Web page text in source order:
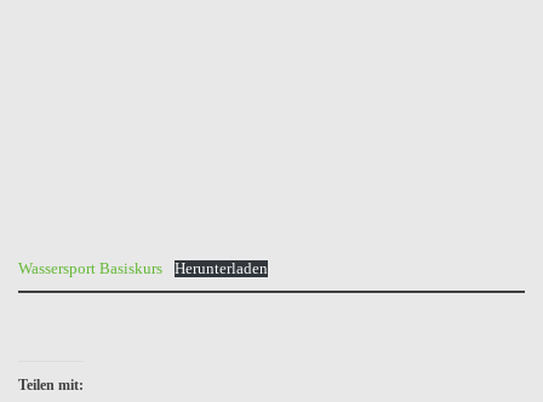
Wassersport Basiskurs Herunterladen
Teilen mit: